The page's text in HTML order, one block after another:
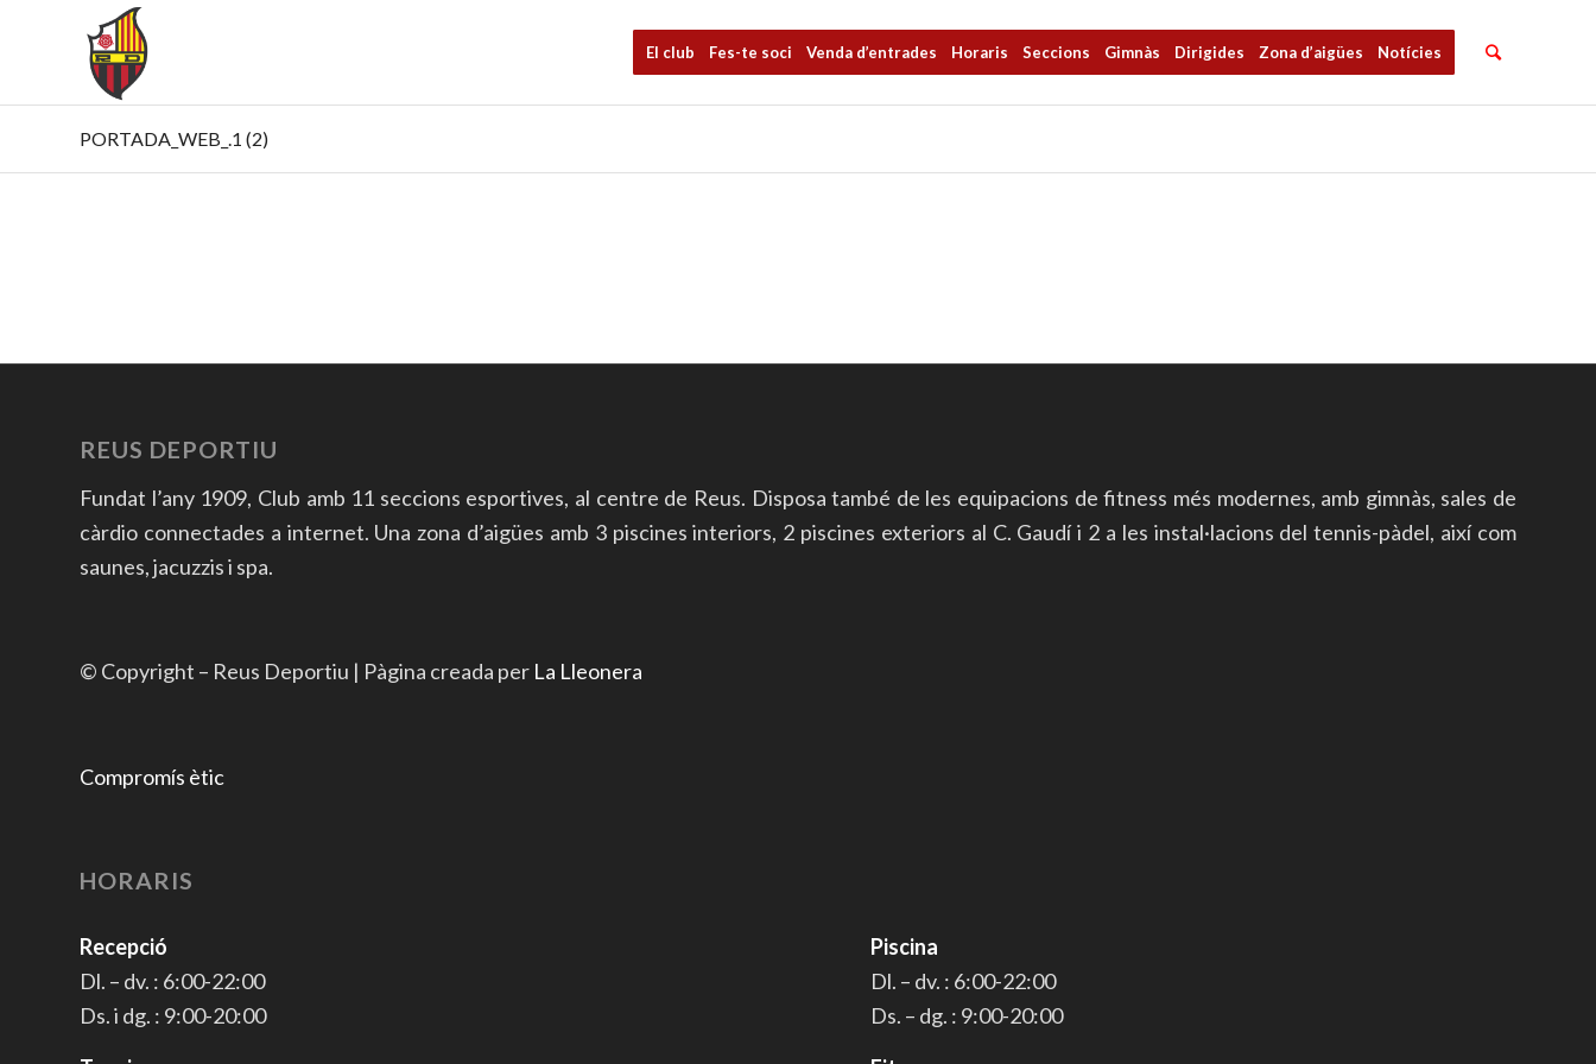
El club Fes-te soci Venda d’entrades Horaris Seccions Gimnàs Dirigides Zona d’aigües Notícies
PORTADA_WEB_.1 (2)
REUS DEPORTIU
Fundat l’any 1909, Club amb 11 seccions esportives, al centre de Reus. Disposa també de les equipacions de fitness més modernes, amb gimnàs, sales de
càrdio connectades a internet. Una zona d’aigües amb 3 piscines interiors, 2 piscines exteriors al C. Gaudí i 2 a les instal·lacions del tennis-pàdel, així com
saunes, jacuzzis i spa.
© Copyright – Reus Deportiu | Pàgina creada per La Lleonera
Compromís ètic
HORARIS
Recepció
Dl. – dv. : 6:00-22:00
Ds. i dg. : 9:00-20:00
Piscina
Dl. – dv. : 6:00-22:00
Ds. – dg. : 9:00-20:00